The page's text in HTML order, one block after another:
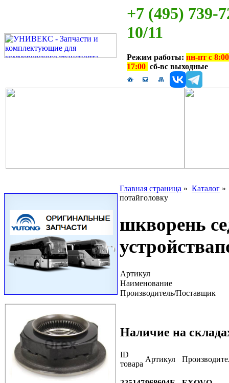
+7 (495) 739-
10/11
Режим работы: пн-пт с
17:00 сб-вс выходные
Главная страница » Каталог
потайголовку
шкворень
Артикул
Наименование
Производитель/Поставщик
Наличие на
ID
товара
Артикул